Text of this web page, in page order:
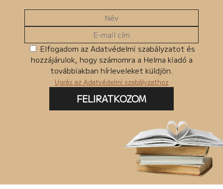
MKMT könyv
Ingyenes termékek
Csomagban szerepel
Elfogadom az Adatvédelmi szabályzatot és
hozzájárulok, hogy számomra a Helma kiadó a
továbbiakban hírleveleket küldjön.
Ugrás az Adatvédelmi szabályzathoz
FELIRATKOZOM